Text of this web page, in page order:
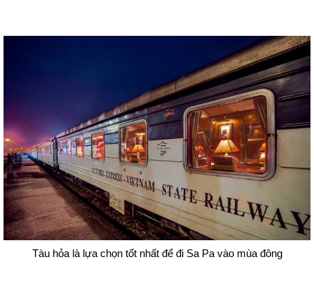
Tàu hỏa là lựa chọn tốt nhất để đi Sa Pa vào mùa đông